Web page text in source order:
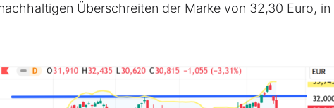
Überschreiten der Marke von 32,30 Euro, in